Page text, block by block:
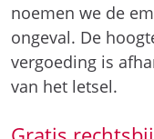
noemen we de
ongeval. De
vergoeding is
van het letsel.